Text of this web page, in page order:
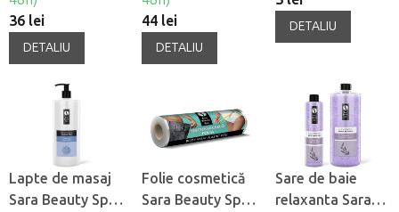
36 lei
DETALIU
44 lei
DETALIU
DETALIU
Lapte de masaj
Sara Beauty Spa
Folie cosmetică
Sara Beauty Spa
Sare de baie
relaxanta Sara